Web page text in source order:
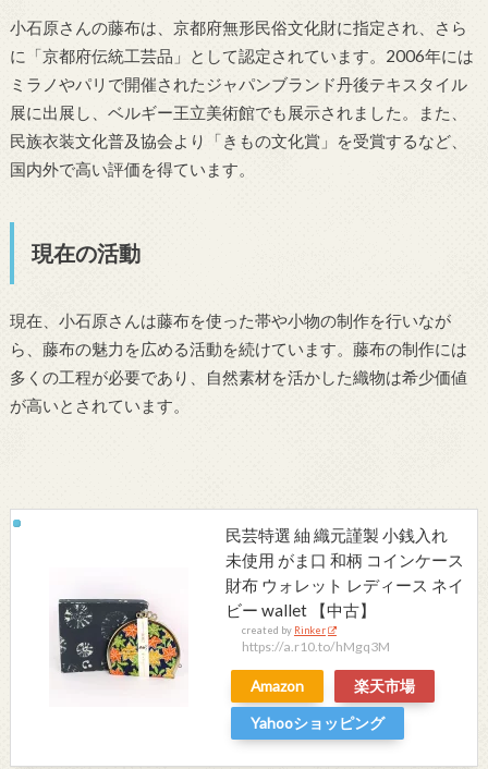
小石原さんの藤布は、京都府無形民俗文化財に指定され、さら
に「京都府伝統工芸品」として認定されています。2006年には
ミラノやパリで開催されたジャパンブランド丹後テキスタイル
展に出展し、ベルギー王立美術館でも展示されました。また、
民族衣装文化普及協会より「きもの文化賞」を受賞するなど、
国内外で高い評価を得ています。
現在の活動
現在、小石原さんは藤布を使った帯や小物の制作を行いなが
ら、藤布の魅力を広める活動を続けています。藤布の制作には
多くの工程が必要であり、自然素材を活かした織物は希少価値
が高いとされています。
民芸特選 紬 織元謹製 小銭入れ
未使用 がま口 和柄 コインケース
財布 ウォレット レディース ネイ
ビー wallet 【中古】
created by Rinker
https://a.r10.to/hMgq3M
Amazon
楽天市場
Yahooショッピング